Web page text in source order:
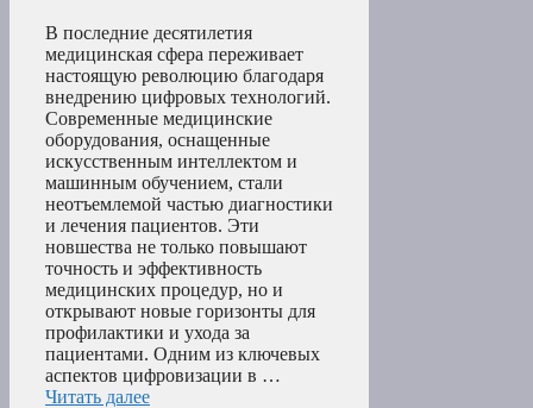
В последние десятилетия
медицинская сфера переживает
настоящую революцию благодаря
внедрению цифровых технологий.
Современные медицинские
оборудования, оснащенные
искусственным интеллектом и
машинным обучением, стали
неотъемлемой частью диагностики
и лечения пациентов. Эти
новшества не только повышают
точность и эффективность
медицинских процедур, но и
открывают новые горизонты для
профилактики и ухода за
пациентами. Одним из ключевых
аспектов цифровизации в …
Читать далее